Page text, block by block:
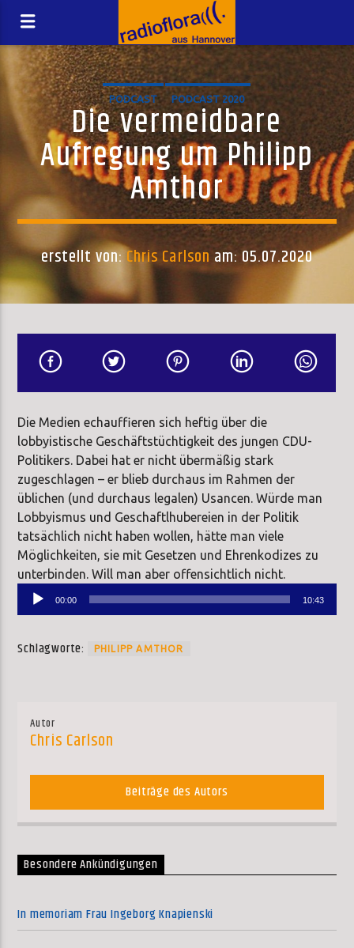
PODCAST PODCAST 2020
Die vermeidbare
Aufregung um Philipp
Amthor
erstellt von:Chris Carlsonam: 05.07.2020
Die Medien echauffieren sich heftig über die
lobbyistische Geschäftstüchtigkeit des jungen CDU-
Politikers. Dabei hat er nicht übermäßig stark
zugeschlagen – er blieb durchaus im Rahmen der
üblichen (und durchaus legalen) Usancen. Würde man
Lobbyismus und Geschaftlhubereien in der Politik
tatsächlich nicht haben wollen, hätte man viele
Möglichkeiten, sie mit Gesetzen und Ehrenkodizes zu
unterbinden. Will man aber offensichtlich nicht.
Audio-
00:00 10:43
Schlagworte: PHILIPP AMTHOR
Autor
Chris Carlson
Beiträge des Autors
Besondere Ankündigungen
In memoriam Frau Ingeborg Knapienski